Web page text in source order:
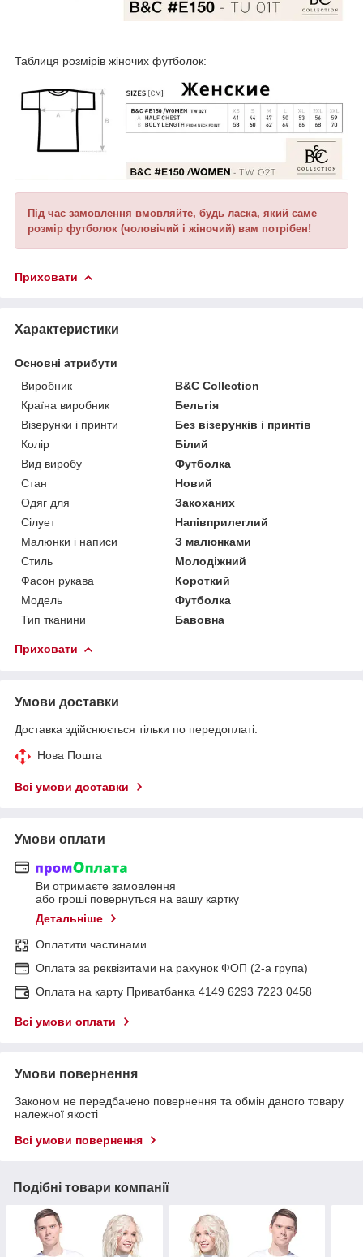
Таблиця розмірів жіночих футболок:
Під час замовлення вмовляйте, будь ласка, який саме
розмір футболок (чоловічий і жіночий) вам потрібен!
Приховати
Характеристики
Основні атрибути
Виробник
B&C Collection
Країна виробник
Бельгія
Візерунки і принти
Без візерунків і принтів
Колір
Білий
Вид виробу
Футболка
Стан
Новий
Одяг для
Закоханих
Сілует
Напівприлеглий
Малюнки і написи
З малюнками
Стиль
Молодіжний
Фасон рукава
Короткий
Модель
Футболка
Тип тканини
Бавовна
Приховати
Умови доставки
Доставка здійснюється тільки по передоплаті.
Нова Пошта
Всі умови доставки
Умови оплати
Ви отримаєте замовлення
або гроші повернуться на вашу картку
Детальніше
Оплатити частинами
Оплата за реквізитами на рахунок ФОП (2-а група)
Оплата на карту Приватбанка 4149 6293 7223 0458
Всі умови оплати
Умови повернення
Законом не передбачено повернення та обмін даного товару
належної якості
Всі умови повернення
Подібні товари компанії